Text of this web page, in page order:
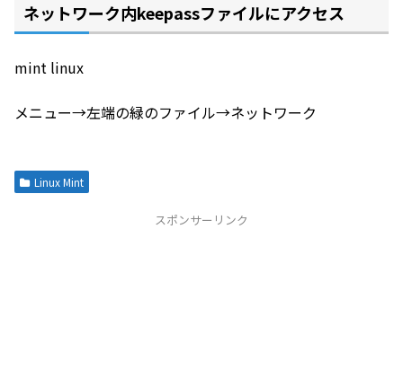
ネットワーク内keepassファイルにアクセス
mint linux
メニュー→左端の緑のファイル→ネットワーク
Linux Mint
スポンサーリンク